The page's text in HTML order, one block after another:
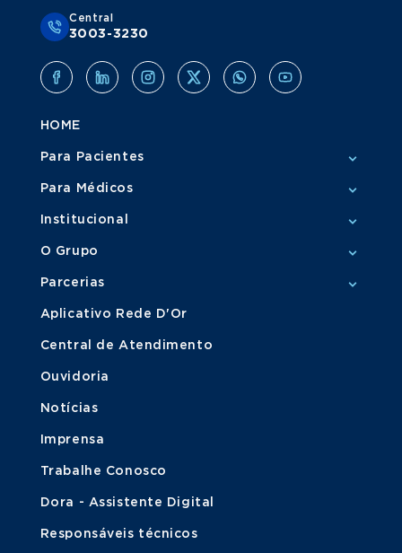
Central
3003-3230
HOME
Para Pacientes
Para Médicos
Institucional
O Grupo
Parcerias
Aplicativo Rede D'Or
Central de Atendimento
Ouvidoria
Notícias
Imprensa
Trabalhe Conosco
Dora - Assistente Digital
Responsáveis técnicos